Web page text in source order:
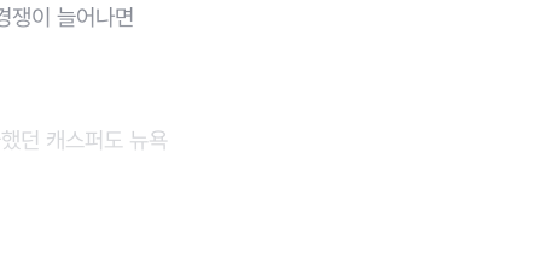
쟁이 늘어나면
던 캐스퍼도 뉴욕